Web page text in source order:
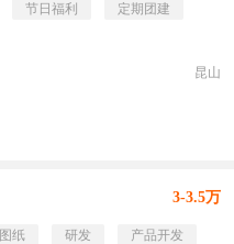
节日福利
定期团建
昆山
3-3.5万
图纸 研发 产品开发